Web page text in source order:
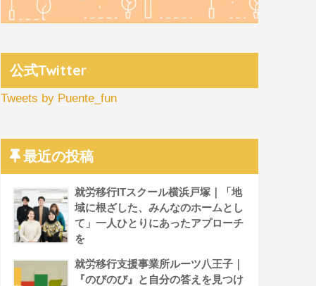
公式Twitter
Tweets by Puente_fun
最近の投稿
就労移行ITスクール横浜戸塚｜「地
域に根ざした、みんなのホームとし
て」一人ひとりにあったアプローチ
を
就労移行支援事業所ルーツ八王子｜
『のびのび』と自分の答えを見つけ